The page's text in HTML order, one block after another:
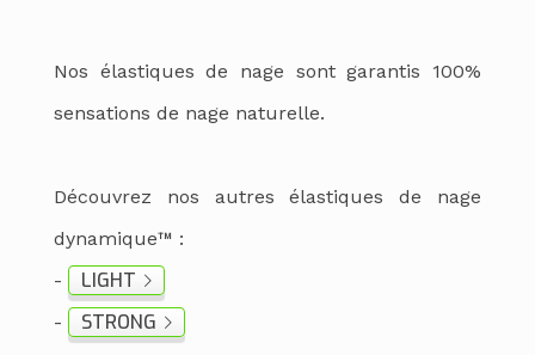
Nos élastiques de nage sont garantis 100%
sensations de nage naturelle.
Découvrez nos autres élastiques de nage
dynamique™ :
-
LIGHT
- STRONG